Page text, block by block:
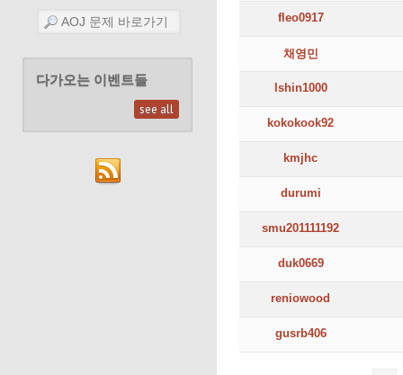
다가오는 이벤트들
see all
fleo0917
채영민
lshin1000
kokokook92
kmjhc
durumi
smu201111192
duk0669
reniowood
gusrb406